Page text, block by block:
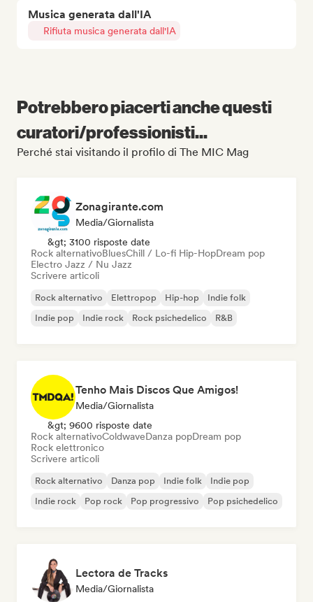
Musica generata dall'IA
Rifiuta musica generata dall'IA
Potrebbero piacerti anche questi
curatori/professionisti...
Perché stai visitando il profilo di The MIC Mag
Zonagirante.com
Media/Giornalista
&gt; 3100 risposte date
Rock alternativoBluesChill / Lo-fi Hip-HopDream pop
Electro Jazz / Nu Jazz
Scrivere articoli
Rock alternativo Elettropop Hip-hop
Indie folk
Indie pop
Indie rock Rock psichedelico R&B
Tenho Mais Discos Que Amigos!
Media/Giornalista
&gt; 9600 risposte date
Rock alternativoColdwaveDanza popDream pop
Rock elettronico
Scrivere articoli
Rock alternativo Danza pop Indie folk
Indie pop
Indie rock
Pop rock Pop progressivo Pop psichedelico
Lectora de Tracks
Media/Giornalista